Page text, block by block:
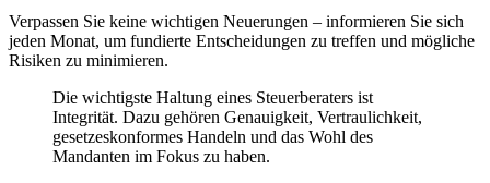
Verpassen Sie keine wichtigen Neuerungen – informieren Sie sich
jeden Monat, um fundierte Entscheidungen zu treffen und mögliche
Risiken zu minimieren.
Die wichtigste Haltung eines Steuerberaters ist
Integrität. Dazu gehören Genauigkeit, Vertraulichkeit,
gesetzeskonformes Handeln und das Wohl des
Mandanten im Fokus zu haben.